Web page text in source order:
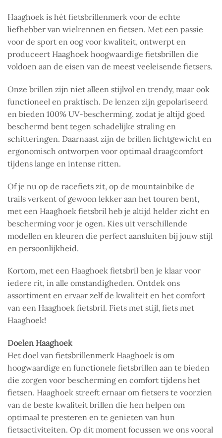
Haaghoek is hét fietsbrillenmerk voor de echte
liefhebber van wielrennen en fietsen. Met een passie
voor de sport en oog voor kwaliteit, ontwerpt en
produceert Haaghoek hoogwaardige fietsbrillen die
voldoen aan de eisen van de meest veeleisende fietsers.
Onze brillen zijn niet alleen stijlvol en trendy, maar ook
functioneel en praktisch. De lenzen zijn gepolariseerd
en bieden 100% UV-bescherming, zodat je altijd goed
beschermd bent tegen schadelijke straling en
schitteringen. Daarnaast zijn de brillen lichtgewicht en
ergonomisch ontworpen voor optimaal draagcomfort
tijdens lange en intense ritten.
Of je nu op de racefiets zit, op de mountainbike de
trails verkent of gewoon lekker aan het touren bent,
met een Haaghoek fietsbril heb je altijd helder zicht en
bescherming voor je ogen. Kies uit verschillende
modellen en kleuren die perfect aansluiten bij jouw stijl
en persoonlijkheid.
Kortom, met een Haaghoek fietsbril ben je klaar voor
iedere rit, in alle omstandigheden. Ontdek ons
assortiment en ervaar zelf de kwaliteit en het comfort
van een Haaghoek fietsbril. Fiets met stijl, fiets met
Haaghoek!
Doelen Haaghoek
Het doel van fietsbrillenmerk Haaghoek is om
hoogwaardige en functionele fietsbrillen aan te bieden
die zorgen voor bescherming en comfort tijdens het
fietsen. Haaghoek streeft ernaar om fietsers te voorzien
van de beste kwaliteit brillen die hen helpen om
optimaal te presteren en te genieten van hun
fietsactiviteiten. Op dit moment focussen we ons vooral